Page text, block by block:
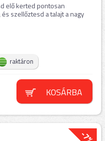
elő kerted pontosan
szellőztesd a talajt a nagy
raktáron
KOSÁRBA
-7%